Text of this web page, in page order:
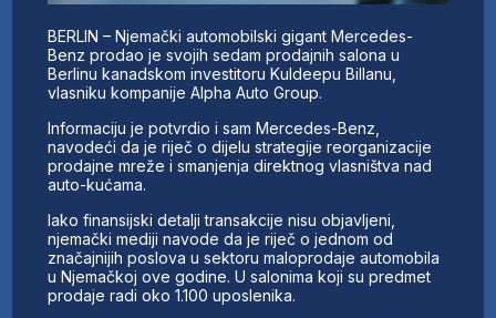
BERLIN – Njemački automobilski gigant Mercedes-
Benz prodao je svojih sedam prodajnih salona u
Berlinu kanadskom investitoru Kuldeepu Billanu,
vlasniku kompanije Alpha Auto Group.
Informaciju je potvrdio i sam Mercedes-Benz,
navodeći da je riječ o dijelu strategije reorganizacije
prodajne mreže i smanjenja direktnog vlasništva nad
auto-kućama.
Iako finansijski detalji transakcije nisu objavljeni,
njemački mediji navode da je riječ o jednom od
značajnijih poslova u sektoru maloprodaje automobila
u Njemačkoj ove godine. U salonima koji su predmet
prodaje radi oko 1.100 uposlenika.